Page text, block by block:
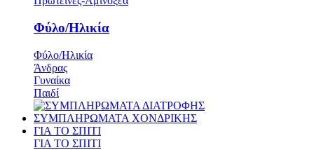
Φύλο/Ηλικία
Φύλο/Ηλικία
Άνδρας
Γυναίκα
Παιδί
ΣΥΜΠΛΗΡΩΜΑΤΑ ΧΟΝΔΡΙΚΗΣ
ΓΙΑ ΤΟ ΣΠΙΤΙ
ΓΙΑ ΤΟ ΣΠΙΤΙ